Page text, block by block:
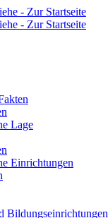
Lage
Einrichtungen
Bildungseinrichtungen